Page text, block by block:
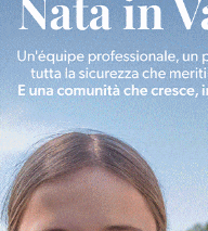
Cronaca 3 Agosto 2026
Scomparso da
Fiorentino l’uomo
Levane nel 2020
Cronaca 5 Agosto 2026
Continuano le
Prefettura: “In
il 112”